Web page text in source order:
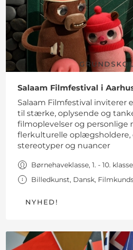
Salaam Filmfestival i
Salaam Filmfestival inviterer
til stærke, oplysende og
filmoplevelser og personlige
flerkulturelle oplægsholdere,
stereotyper og nuancer
Børnehaveklasse, 1. - 10. klasse
Billedkunst, Dansk,
NYHED!